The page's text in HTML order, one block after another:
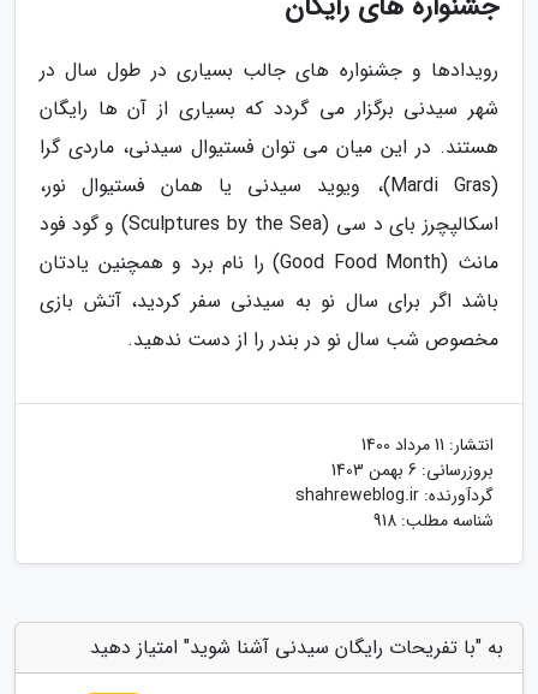
رویدادها و جشنواره های جالب بسیاری در طول سال در
شهر سیدنی برگزار می گردد که بسیاری از آن ها رایگان
هستند. در این میان می توان فستیوال سیدنی، ماردی گرا
(Mardi Gras)، ویوید سیدنی یا همان فستیوال نور،
اسکالپچرز بای د سی (Sculptures by the Sea) و گود فود
مانث (Good Food Month) را نام برد و همچنین یادتان
باشد اگر برای سال نو به سیدنی سفر کردید، آتش بازی
مخصوص شب سال نو در بندر را از دست ندهید.
انتشار: 11 مرداد 1400
بروزرسانی: 6 بهمن 1403
گردآورنده: shahreweblog.ir
شناسه مطلب: 918
به "با تفریحات رایگان سیدنی آشنا شوید" امتیاز دهید